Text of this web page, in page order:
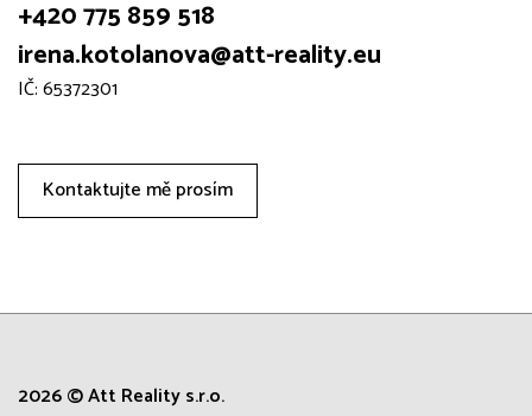
+420 775 859 518
irena.kotolanova@att-reality.eu
IČ: 65372301
Kontaktujte mě prosím
2026 © Att Reality s.r.o.